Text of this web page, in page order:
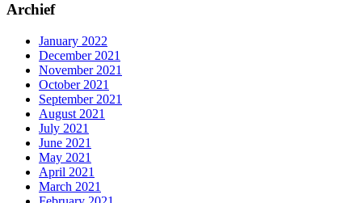
Archief
January 2022
December 2021
November 2021
October 2021
September 2021
August 2021
July 2021
June 2021
May 2021
April 2021
March 2021